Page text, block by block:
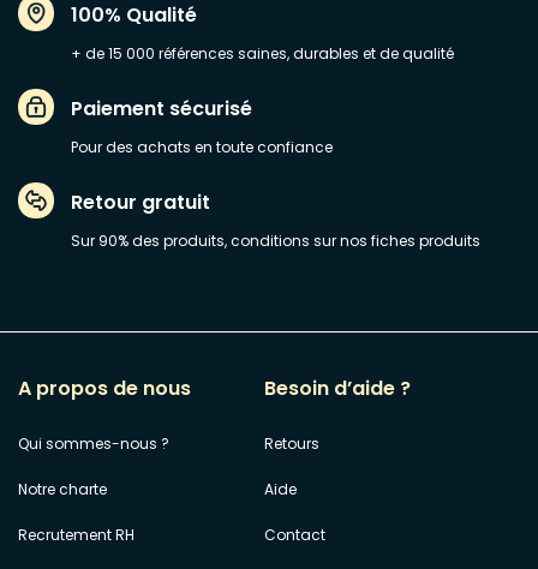
100% Qualité
+ de 15 000 références saines, durables et de qualité
Paiement sécurisé
Pour des achats en toute confiance
Retour gratuit
Sur 90% des produits, conditions sur nos fiches produits
A propos de nous
Qui sommes-nous ?
Notre charte
Recrutement RH
Besoin d’aide ?
Retours
Aide
Contact